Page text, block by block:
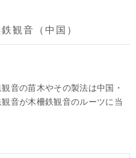
観音（中国）
音の苗木やその製法は中国・
音が木柵鉄観音のルーツに当